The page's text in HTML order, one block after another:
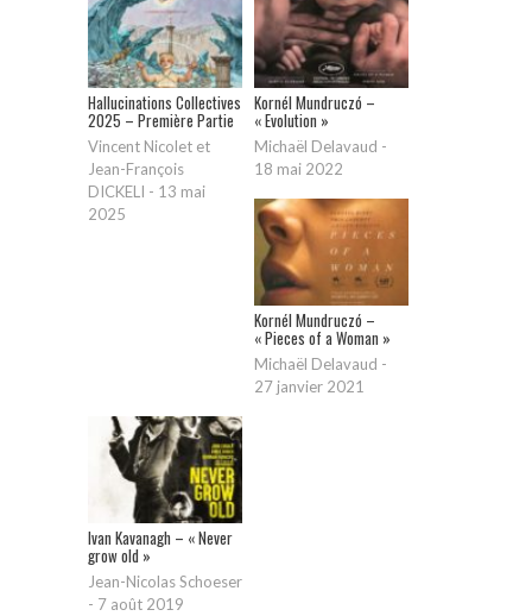
Hallucinations Collectives
2025 – Première Partie
Vincent Nicolet et
Jean-François
DICKELI - 13 mai
2025
Kornél Mundruczó –
« Evolution »
Michaël Delavaud -
18 mai 2022
Kornél Mundruczó –
« Pieces of a Woman »
Michaël Delavaud -
27 janvier 2021
Ivan Kavanagh – « Never
grow old »
Jean-Nicolas Schoeser
- 7 août 2019